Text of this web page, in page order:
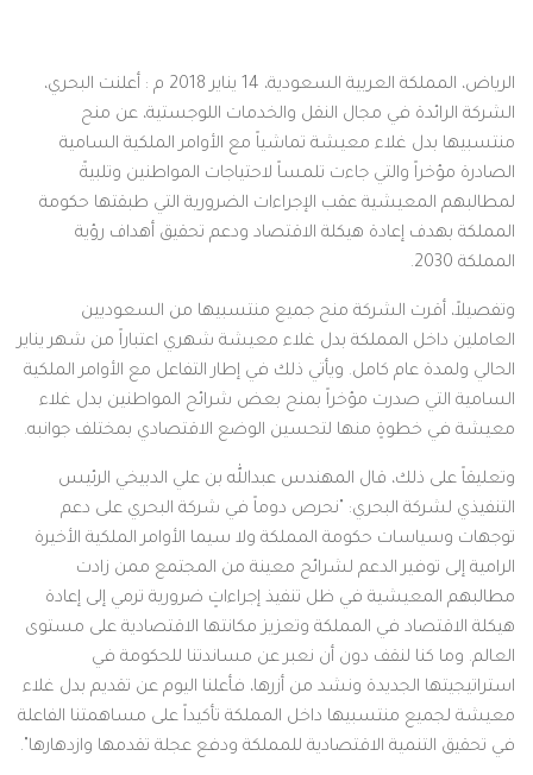
الرياض، المملكة العربية السعودية، 14 يناير 2018 م : أعلنت البحري،
الشركة الرائدة في مجال النقل والخدمات اللوجستية، عن منح
منتسبيها بدل غلاء معيشة تماشياً مع الأوامر الملكية السامية
الصادرة مؤخراً والتي جاءت تلمساً لاحتياجات المواطنين وتلبيةً
لمطالبهم المعيشية عقب الإجراءات الضرورية التي طبقتها حكومة
المملكة بهدف إعادة هيكلة الاقتصاد ودعم تحقيق أهداف رؤية
المملكة 2030.
وتفصيلاً، أقرت الشركة منح جميع منتسبيها من السعوديين
العاملين داخل المملكة بدل غلاء معيشة شهري اعتباراً من شهر يناير
الحالي ولمدة عام كامل. ويأتي ذلك في إطار التفاعل مع الأوامر الملكية
السامية التي صدرت مؤخراً بمنح بعض شرائح المواطنين بدل غلاء
معيشة في خطوةٍ منها لتحسين الوضع الاقتصادي بمختلف جوانبه.
وتعليقاً على ذلك، قال المهندس عبدالله بن علي الدبيخي الرئيس
التنفيذي لشركة البحري: "نحرص دوماً في شركة البحري على دعم
توجهات وسياسات حكومة المملكة ولا سيما الأوامر الملكية الأخيرة
الرامية إلى توفير الدعم لشرائح معينة من المجتمع ممن زادت
مطالبهم المعيشية في ظل تنفيذ إجراءاتٍ ضرورية ترمي إلى إعادة
هيكلة الاقتصاد في المملكة وتعزيز مكانتها الاقتصادية على مستوى
العالم. وما كنا لنقف دون أن نعبر عن مساندتنا للحكومة في
استراتيجيتها الجديدة ونشد من أزرها، فأعلنا اليوم عن تقديم بدل غلاء
معيشة لجميع منتسبيها داخل المملكة تأكيداً على مساهمتنا الفاعلة
في تحقيق التنمية الاقتصادية للمملكة ودفع عجلة تقدمها وازدهارها".